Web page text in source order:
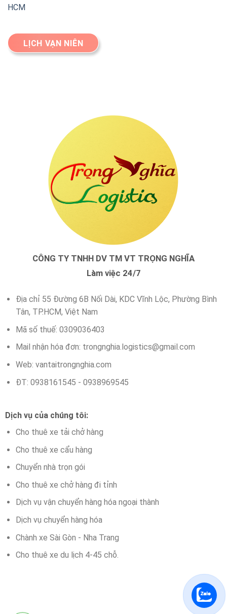
HCM
LỊCH VẠN NIÊN
CÔNG TY TNHH DV TM VT TRỌNG NGHĨA
Làm việc 24/7
Địa chỉ 55 Đường 6B Nối Dài, KDC Vĩnh Lộc, Phường Bình
Tân, TP.HCM, Việt Nam
Mã số thuế: 0309036403
Mail nhận hóa đơn: trongnghia.logistics@gmail.com
Web: vantaitrongnghia.com
ĐT: 0938161545 - 0938969545
Dịch vụ của chúng tôi:
Cho thuê xe tải chở hàng
Cho thuê xe cẩu hàng
Chuyển nhà trọn gói
Cho thuê xe chở hàng đi tỉnh
Dịch vụ vận chuyển hàng hóa ngoại thành
Dịch vụ chuyển hàng hóa
Chành xe Sài Gòn - Nha Trang
Cho thuê xe du lịch 4-45 chỗ.